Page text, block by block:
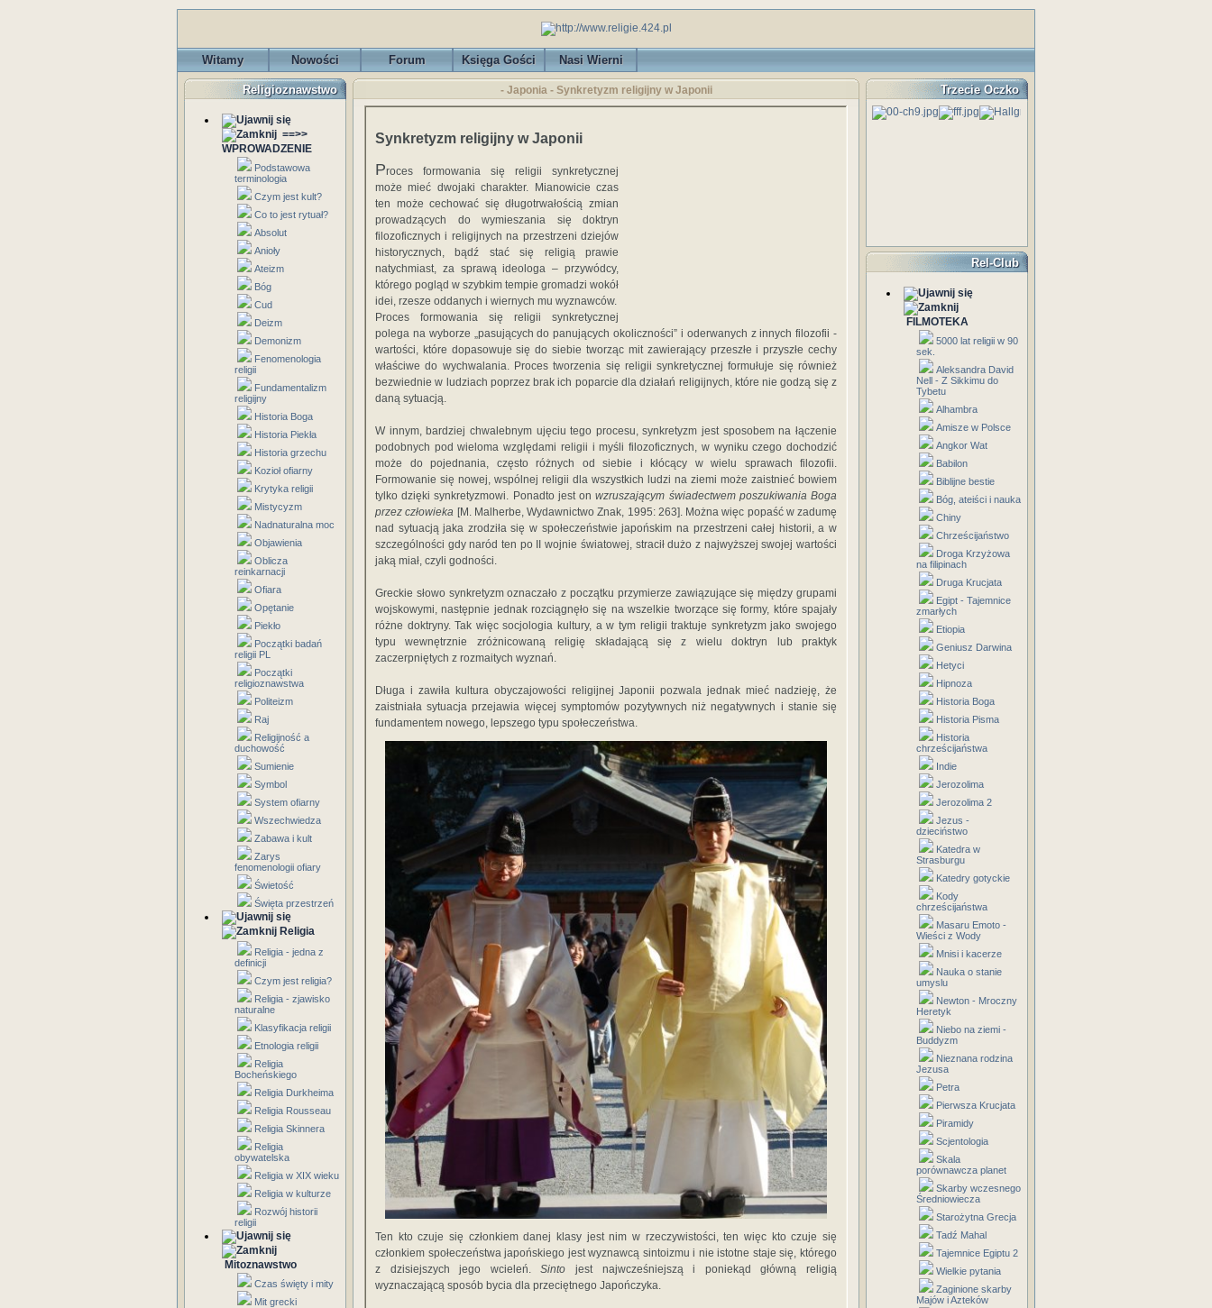
Witamy Nowości Forum Księga Gości Nasi Wierni
Religioznawstwo
==>>
WPROWADZENIE
Podstawowa
terminologia
Czym jest kult?
Co to jest rytuał?
Absolut
Anioły
Ateizm
Bóg
Cud
Deizm
Demonizm
Fenomenologia
religii
Fundamentalizm
religijny
Historia Boga
Historia Piekła
Historia grzechu
Kozioł ofiarny
Krytyka religii
Mistycyzm
Nadnaturalna moc
Objawienia
Oblicza
reinkarnacji
Ofiara
Opętanie
Piekło
Początki badań
religii PL
Początki
religioznawstwa
Politeizm
Raj
Religijność a
duchowość
Sumienie
Symbol
System ofiarny
Wszechwiedza
Zabawa i kult
Zarys
fenomenologii ofiary
Świetość
Święta przestrzeń
Religia
Religia - jedna z
definicji
Czym jest religia?
Religia - zjawisko
naturalne
Klasyfikacja religii
Etnologia religii
Religia
Bocheńskiego
Religia Durkheima
Religia Rousseau
Religia Skinnera
Religia
obywatelska
Religia w XIX wieku
Religia w kulturze
Rozwój historii
religii
Mitoznawstwo
Czas święty i mity
Mit grecki
- Japonia - Synkretyzm religijny w Japonii
Synkretyzm religijny w Japonii
Proces formowania się religii synkretycznej
może mieć dwojaki charakter. Mianowicie czas
ten może cechować się długotrwałością zmian
prowadzących do wymieszania się doktryn
filozoficznych i religijnych na przestrzeni dziejów
historycznych, bądź stać się religią prawie
natychmiast, za sprawą ideologa – przywódcy,
którego pogląd w szybkim tempie gromadzi wokół
idei, rzesze oddanych i wiernych mu wyznawców.
Proces formowania się religii synkretycznej
polega na wyborze „pasujących do panujących okoliczności” i oderwanych z innych filozofii -
wartości, które dopasowuje się do siebie tworząc mit zawierający przeszłe i przyszłe cechy
właściwe do wychwalania. Proces tworzenia się religii synkretycznej formułuje się również
bezwiednie w ludziach poprzez brak ich poparcie dla działań religijnych, które nie godzą się z
daną sytuacją.
W innym, bardziej chwalebnym ujęciu tego procesu, synkretyzm jest sposobem na łączenie
podobnych pod wieloma względami religii i myśli filozoficznych, w wyniku czego dochodzić
może do pojednania, często różnych od siebie i kłócący w wielu sprawach filozofii.
Formowanie się nowej, wspólnej religii dla wszystkich ludzi na ziemi może zaistnieć bowiem
tylko dzięki synkretyzmowi. Ponadto jest onwzruszającym świadectwem poszukiwania Boga
przez człowieka [M. Malherbe, Wydawnictwo Znak, 1995: 263]. Można więc popaść w zadumę
nad sytuacją jaka zrodziła się w społeczeństwie japońskim na przestrzeni całej historii, a w
szczególności gdy naród ten po II wojnie światowej, stracił dużo z najwyższej swojej wartości
jaką miał, czyli godności.
Greckie słowo synkretyzm oznaczało z początku przymierze zawiązujące się między grupami
wojskowymi, następnie jednak rozciągnęło się na wszelkie tworzące się formy, które spajały
różne doktryny. Tak więc socjologia kultury, a w tym religii traktuje synkretyzm jako swojego
typu wewnętrznie zróżnicowaną religię składającą się z wielu doktryn lub praktyk
zaczerpniętych z rozmaitych wyznań.
Długa i zawiła kultura obyczajowości religijnej Japonii pozwala jednak mieć nadzieję, że
zaistniała sytuacja przejawia więcej symptomów pozytywnych niż negatywnych i stanie się
fundamentem nowego, lepszego typu społeczeństwa.
Ten kto czuje się członkiem danej klasy jest nim w rzeczywistości, ten więc kto czuje się
członkiem społeczeństwa japońskiego jest wyznawcą sintoizmu i nie istotne staje się, którego
z dzisiejszych jego wcieleń.Sinto jest najwcześniejszą i poniekąd główną religią
wyznaczającą sposób bycia dla przeciętnego Japończyka.
Trzecie Oczko
Rel-Club
FILMOTEKA
5000 lat religii w 90
sek.
Aleksandra David
Nell - Z Sikkimu do
Tybetu
Alhambra
Amisze w Polsce
Angkor Wat
Babilon
Biblijne bestie
Bóg, ateiści i nauka
Chiny
Chrześcijaństwo
Droga Krzyżowa
na filipinach
Druga Krucjata
Egipt - Tajemnice
zmarłych
Etiopia
Geniusz Darwina
Hetyci
Hipnoza
Historia Boga
Historia Pisma
Historia
chrześcijaństwa
Indie
Jerozolima
Jerozolima 2
Jezus -
dzieciństwo
Katedra w
Strasburgu
Katedry gotyckie
Kody
chrześcijaństwa
Masaru Emoto -
Wieści z Wody
Mnisi i kacerze
Nauka o stanie
umyslu
Newton - Mroczny
Heretyk
Niebo na ziemi -
Buddyzm
Nieznana rodzina
Jezusa
Petra
Pierwsza Krucjata
Piramidy
Scjentologia
Skala
porównawcza planet
Skarby wczesnego
Średniowiecza
Starożytna Grecja
Tadź Mahal
Tajemnice Egiptu 2
Wielkie pytania
Zaginione skarby
Majów i Azteków